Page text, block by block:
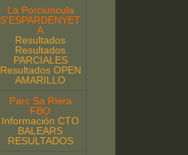
La Porciuncula
S'ESPARDENYET
A
Resultados
Resultados
PARCIALES
Resultados OPEN
AMARILLO
Parc Sa Riera
FBO
Información CTO
BALEARS
RESULTADOS